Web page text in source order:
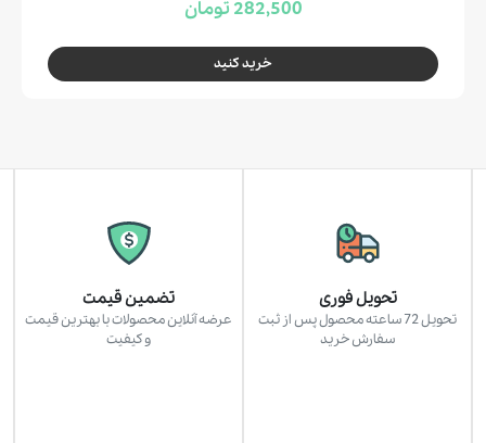
282,500 تومان
خرید کنید
تحویل فوری
تحویل 72 ساعته محصول پس از ثبت
سفارش خرید
تضمین قیمت
عرضه آنلاین محصولات با بهترین قیمت
و کیفیت